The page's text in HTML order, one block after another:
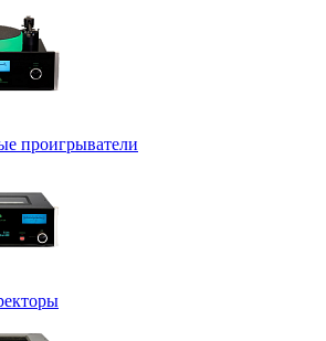
проигрыватели